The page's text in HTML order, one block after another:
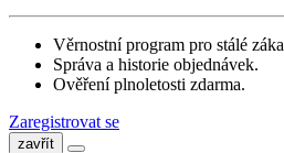
Věrnostní program pro stálé
Správa a historie objednávek.
Ověření plnoletosti zdarma.
Zaregistrovat se
zavřít